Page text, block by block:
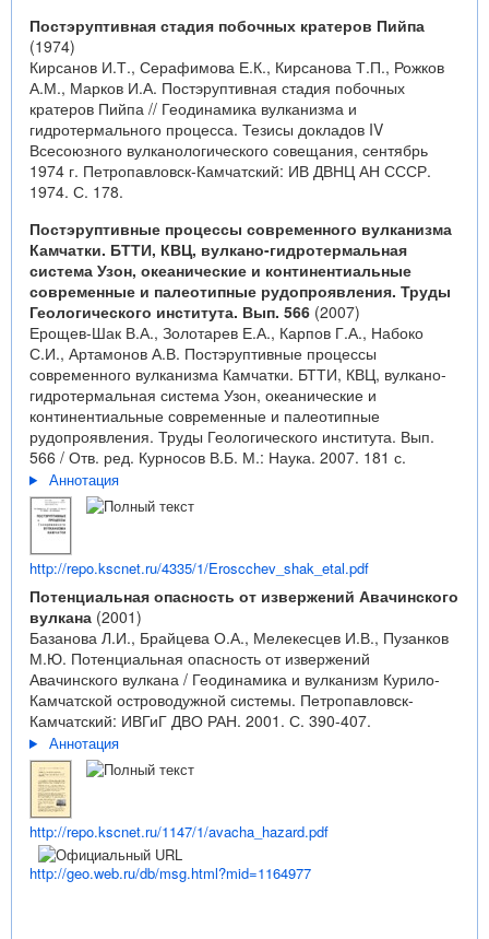
Постэруптивная стадия побочных кратеров Пийпа
(1974)
Кирсанов И.Т., Серафимова Е.К., Кирсанова Т.П., Рожков
А.М., Марков И.А. Постэруптивная стадия побочных
кратеров Пийпа // Геодинамика вулканизма и
гидротермального процесса. Тезисы докладов IV
Всесоюзного вулканологического совещания, сентябрь
1974 г. Петропавловск-Камчатский: ИВ ДВНЦ АН СССР.
1974. С. 178.
Постэруптивные процессы современного вулканизма
Камчатки. БТТИ, КВЦ, вулкано-гидротермальная
система Узон, океанические и континентиальные
современные и палеотипные рудопроявления. Труды
Геологического института. Вып. 566 (2007)
Ерощев-Шак В.А., Золотарев Е.А., Карпов Г.А., Набоко
С.И., Артамонов А.В. Постэруптивные процессы
современного вулканизма Камчатки. БТТИ, КВЦ, вулкано-
гидротермальная система Узон, океанические и
континентиальные современные и палеотипные
рудопроявления. Труды Геологического института. Вып.
566 / Отв. ред. Курносов В.Б. М.: Наука. 2007. 181 с.
Аннотация
http://repo.kscnet.ru/4335/1/Eroscchev_shak_etal.pdf
Потенциальная опасность от извержений Авачинского
вулкана (2001)
Базанова Л.И., Брайцева О.А., Мелекесцев И.В., Пузанков
М.Ю. Потенциальная опасность от извержений
Авачинского вулкана / Геодинамика и вулканизм Курило-
Камчатской островодужной системы. Петропавловск-
Камчатский: ИВГиГ ДВО РАН. 2001. С. 390-407.
Аннотация
http://repo.kscnet.ru/1147/1/avacha_hazard.pdf
http://geo.web.ru/db/msg.html?mid=1164977